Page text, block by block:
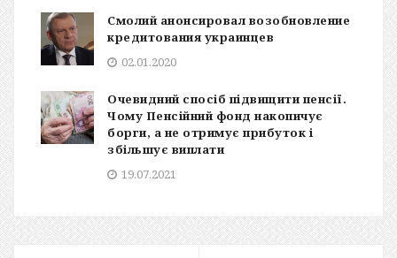
Смолий анонсировал возобновление
кредитования украинцев
02.01.2020
Очевидний спосіб підвищити пенсії.
Чому Пенсійний фонд накопичує
борги, а не отримує прибуток і
збільшує виплати
19.07.2021